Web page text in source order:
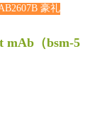
豪礼
mAb （bsm-5